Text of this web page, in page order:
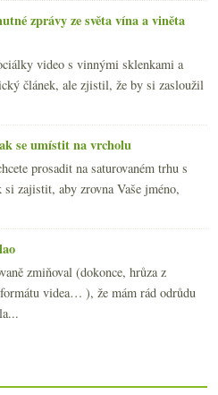
zprávy ze světa vína a viněta
video s vinnými sklenkami a
článek, ale zjistil, že by si zasloužil
se umístit na vrcholu
prosadit na saturovaném trhu s
zajistit, aby zrovna Vaše jméno,
zmiňoval (dokonce, hrůza z
videa… ), že mám rád odrůdu